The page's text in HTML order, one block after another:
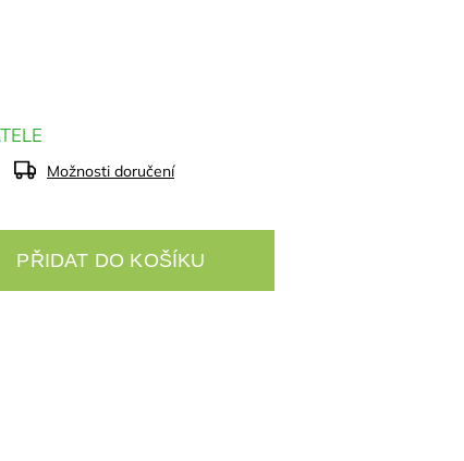
Možnosti doručení
PŘIDAT DO KOŠÍKU